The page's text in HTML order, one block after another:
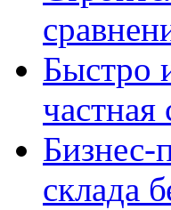
Быстро
Бизнес-
склада